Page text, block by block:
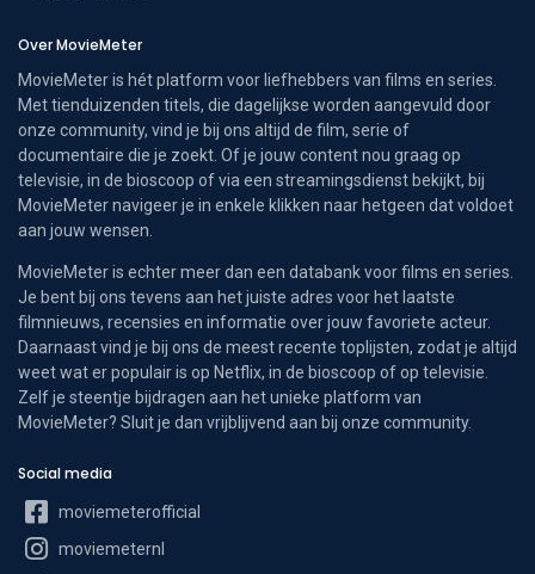
Over MovieMeter
MovieMeter is hét platform voor liefhebbers van films en series.
Met tienduizenden titels, die dagelijkse worden aangevuld door
onze community, vind je bij ons altijd de film, serie of
documentaire die je zoekt. Of je jouw content nou graag op
televisie, in de bioscoop of via een streamingsdienst bekijkt, bij
MovieMeter navigeer je in enkele klikken naar hetgeen dat voldoet
aan jouw wensen.
MovieMeter is echter meer dan een databank voor films en series.
Je bent bij ons tevens aan het juiste adres voor het laatste
filmnieuws, recensies en informatie over jouw favoriete acteur.
Daarnaast vind je bij ons de meest recente toplijsten, zodat je altijd
weet wat er populair is op Netflix, in de bioscoop of op televisie.
Zelf je steentje bijdragen aan het unieke platform van
MovieMeter? Sluit je dan vrijblijvend aan bij onze community.
Social media
moviemeterofficial
moviemeternl